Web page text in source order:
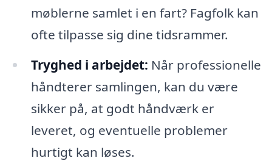
møblerne samlet i en fart? Fagfolk kan
ofte tilpasse sig dine tidsrammer.
Tryghed i arbejdet: Når professionelle
håndterer samlingen, kan du være
sikker på, at godt håndværk er
leveret, og eventuelle problemer
hurtigt kan løses.